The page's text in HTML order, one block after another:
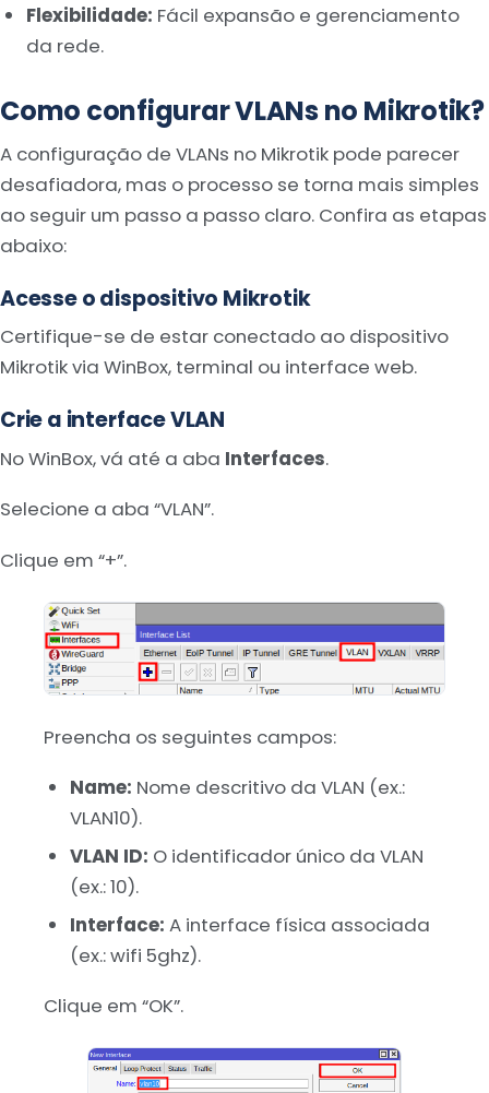
Flexibilidade: Fácil expansão e gerenciamento
da rede.
Como configurar VLANs no Mikrotik?
A configuração de VLANs no Mikrotik pode parecer
desafiadora, mas o processo se torna mais simples
ao seguir um passo a passo claro. Confira as etapas
abaixo:
Acesse o dispositivo Mikrotik
Certifique-se de estar conectado ao dispositivo
Mikrotik via WinBox, terminal ou interface web.
Crie a interface VLAN
No WinBox, vá até a aba Interfaces.
Selecione a aba “VLAN”.
Clique em “+”.
Preencha os seguintes campos:
Name: Nome descritivo da VLAN (ex.:
VLAN10).
VLAN ID: O identificador único da VLAN
(ex.: 10).
Interface: A interface física associada
(ex.: wifi 5ghz).
Clique em “OK”.